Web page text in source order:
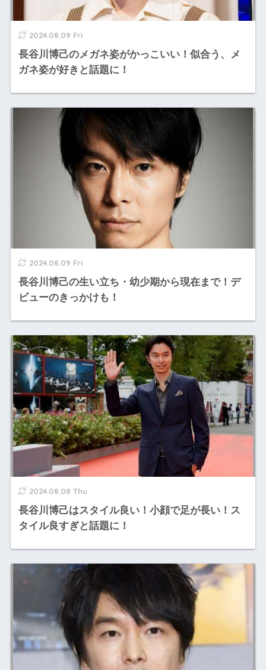
2024.08.09 Fri
長谷川博己のメガネ姿がかっこいい！似合う、メ
ガネ姿が好きと話題に！
2024.08.09 Fri
長谷川博己の生い立ち・幼少期から現在まで！デ
ビューのきっかけも！
2024.08.08 Thu
長谷川博己はスタイル良い！小顔で足が長い！ス
タイル良すぎと話題に！